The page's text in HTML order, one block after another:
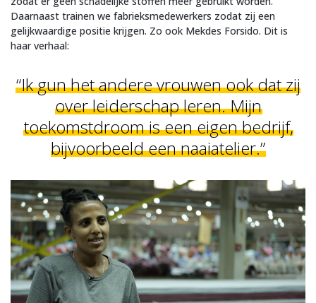
Daarnaast trainen we fabrieksmedewerkers zodat zij een
gelijkwaardige positie krijgen. Zo ook Mekdes Forsido. Dit is
haar verhaal:
“Ik gun het andere vrouwen ook dat zij
over leiderschap leren. Mijn
toekomstdroom is een eigen bedrijf,
bijvoorbeeld een naaiatelier.”